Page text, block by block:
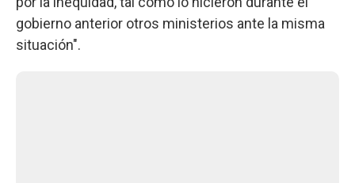
gobierno anterior otros ministerios ante la misma
situación".